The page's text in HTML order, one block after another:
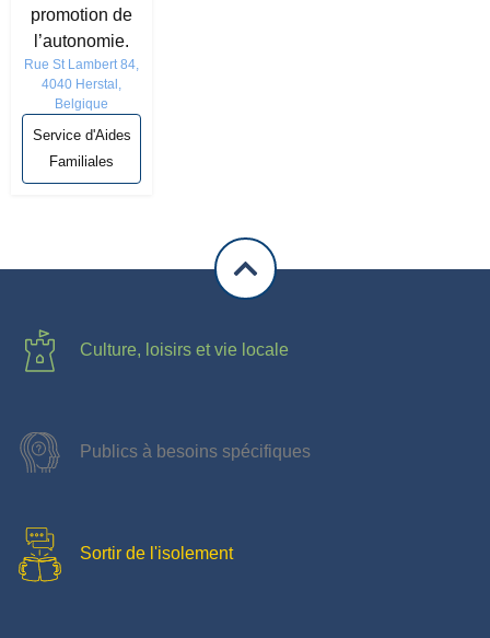
promotion de
l’autonomie.
Rue St Lambert 84,
4040 Herstal,
Belgique
Service d'Aides
Familiales
Culture, loisirs et vie locale
Publics à besoins spécifiques
Sortir de l'isolement